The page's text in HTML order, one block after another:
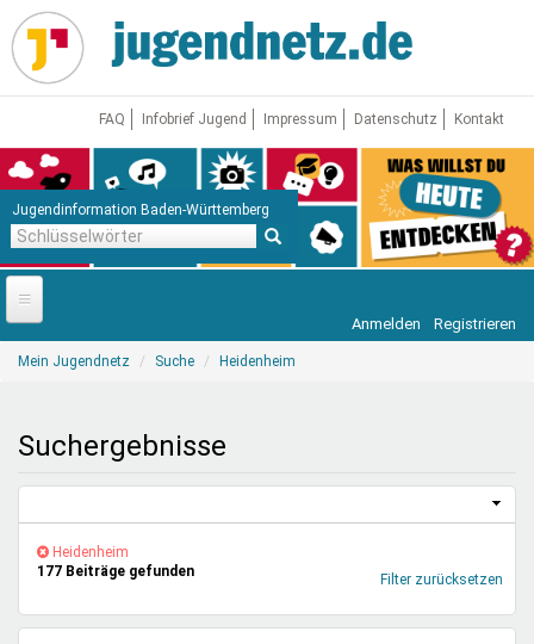
Direkt
zum
Inhalt
FAQ Infobrief Jugend Impressum Datenschutz Kontakt
Jugendinformation Baden-Württemberg
Startseite
Freizeit & Reisen
Mentoren & Projekte
Schule & Beruf
Anmelden Registrieren
Sie
Mein Jugendnetz Suche Heidenheim
Suchergebnisse
(-) Heidenheim-
Filter
Heidenheim
Filter zurücksetzen
177 Beiträge gefunden